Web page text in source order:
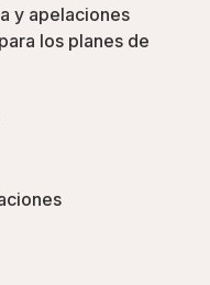
y apelaciones
los planes de